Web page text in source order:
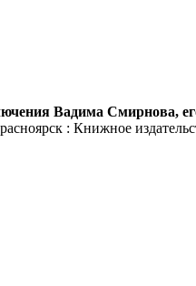
Вадима Смирнова,
: Книжное